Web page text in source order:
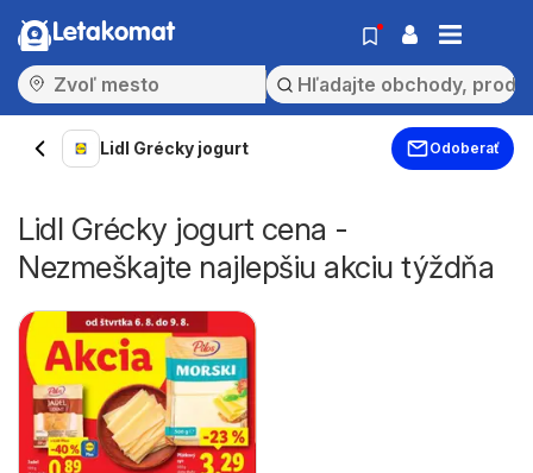
Letakomat
Lidl Grécky jogurt Odoberať
Lidl Grécky jogurt cena -
Nezmeškajte najlepšiu akciu týždňa